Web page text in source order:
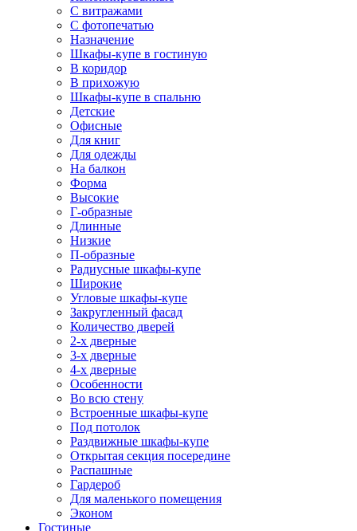
С витражами
С фотопечатью
Назначение
Шкафы-купе в гостиную
В коридор
В прихожую
Шкафы-купе в спальню
Детские
Офисные
Для книг
Для одежды
На балкон
Форма
Высокие
Г-образные
Длинные
Низкие
П-образные
Радиусные шкафы-купе
Широкие
Угловые шкафы-купе
Закругленный фасад
Количество дверей
2-х дверные
3-х дверные
4-х дверные
Особенности
Во всю стену
Встроенные шкафы-купе
Под потолок
Раздвижные шкафы-купе
Открытая секция посередине
Распашные
Гардероб
Для маленького помещения
Эконом
Гостиные